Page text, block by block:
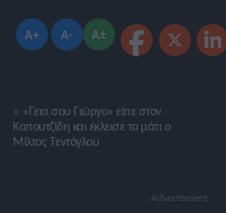
A+ A- A±
« «Γεια σου Γιώργο» είπε στον
Καπουτζίδη και έκλεισε το μάτι ο
Μίλτος Τεντόγλου